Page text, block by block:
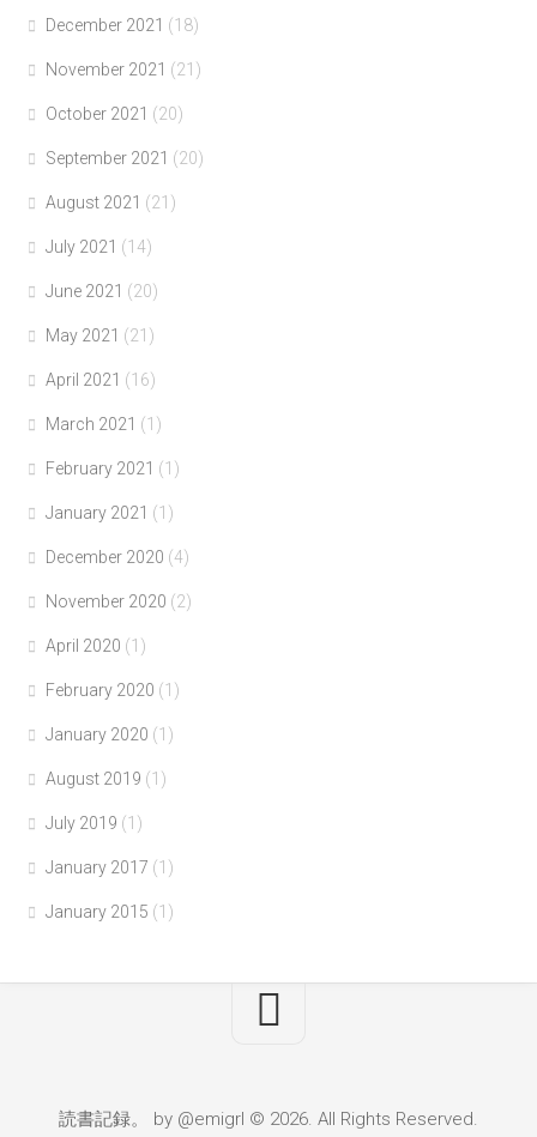
December 2021 (18)
November 2021 (21)
October 2021 (20)
September 2021 (20)
August 2021 (21)
July 2021 (14)
June 2021 (20)
May 2021 (21)
April 2021 (16)
March 2021 (1)
February 2021 (1)
January 2021 (1)
December 2020 (4)
November 2020 (2)
April 2020 (1)
February 2020 (1)
January 2020 (1)
August 2019 (1)
July 2019 (1)
January 2017 (1)
January 2015 (1)
読書記録。 by @emigrl © 2026. All Rights Reserved.